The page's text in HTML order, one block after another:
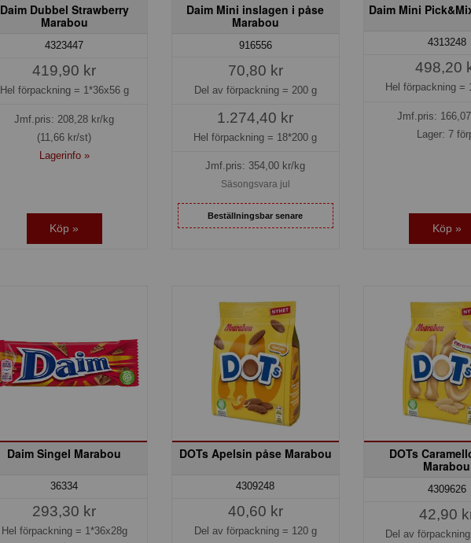
Daim Dubbel Strawberry
Marabou
4323447
419,90 kr
Hel förpackning = 1*36x56 g
Jmf.pris: 208,28 kr/kg
(11,66 kr/st)
Lagerinfo »
Köp »
Daim Mini inslagen i påse
Marabou
916556
70,80 kr
Del av förpackning = 200 g
1.274,40 kr
Hel förpackning = 18*200 g
Jmf.pris: 354,00 kr/kg
Säsongsvara jul
Beställningsbar senare
Daim Mini
4313248
498,20
Hel förpackning =
Jmf.pris: 166,07
Lager: 7
Köp »
Daim Singel Marabou
36334
293,30 kr
Hel förpackning = 1*36x28g
DOTs Apelsin påse Marabou
4309248
40,60 kr
Del av förpackning = 120 g
DOTs
Marabou
4309626
42,90
Del av